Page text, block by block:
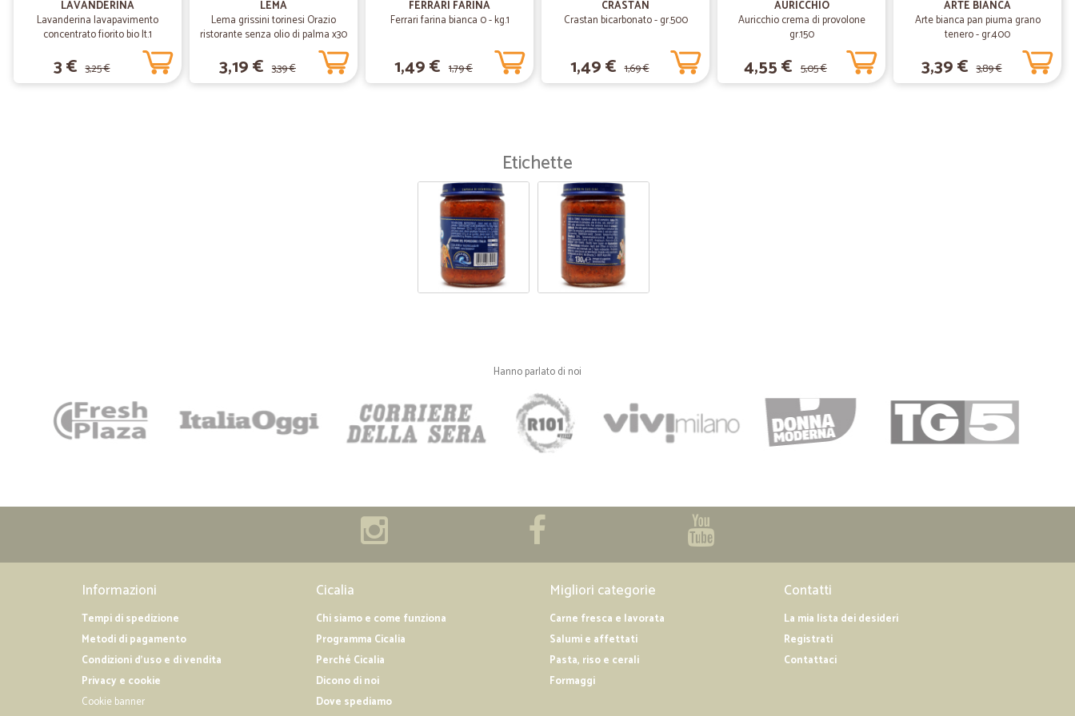
LAVANDERINA
Lavanderina lavapavimento
concentrato fiorito bio lt.1
3 € 3,25 €
LEMA
Lema grissini torinesi Orazio
ristorante senza olio di palma x30
3,19 € 3,39 €
FERRARI FARINA
Ferrari farina bianca 0 - kg.1
1,49 € 1,79 €
CRASTAN
Crastan bicarbonato - gr.500
1,49 € 1,69 €
AURICCHIO
Auricchio crema di provolone
gr.150
4,55 € 5,05 €
ARTE BIANCA
Arte bianca pan piuma grano
tenero - gr.400
3,39 € 3,89 €
Etichette
Hanno parlato di noi
Informazioni
Tempi di spedizione
Metodi di pagamento
Condizioni d'uso e di vendita
Privacy e cookie
Cookie banner
Cicalia
Chi siamo e come funziona
Programma Cicalia
Perché Cicalia
Dicono di noi
Dove spediamo
Migliori categorie
Carne fresca e lavorata
Salumi e affettati
Pasta, riso e cerali
Formaggi
Contatti
La mia lista dei desideri
Registrati
Contattaci